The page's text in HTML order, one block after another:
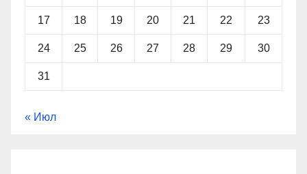
17 18 19 20 21 22 23
24 25 26 27 28 29 30
31
« Июл